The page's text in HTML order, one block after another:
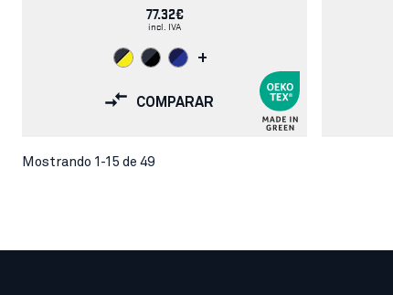
77.32€
incl. IVA
+
COMPARAR
Mostrando 1-15 de 49